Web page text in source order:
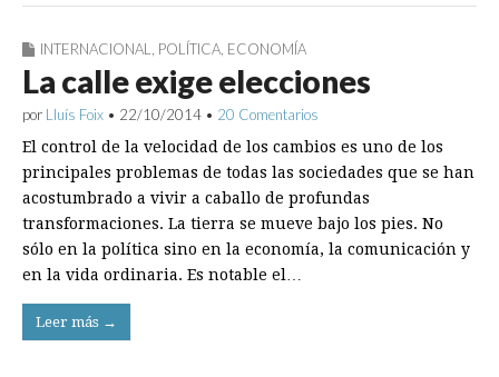
INTERNACIONAL POLÍTICA ECONOMÍA
La calle exige elecciones
por Lluís Foix • 22/10/2014 • 20 Comentarios
El control de la velocidad de los cambios es uno de los
principales problemas de todas las sociedades que se han
acostumbrado a vivir a caballo de profundas
transformaciones. La tierra se mueve bajo los pies. No
sólo en la política sino en la economía, la comunicación y
en la vida ordinaria. Es notable el…
Leer más →